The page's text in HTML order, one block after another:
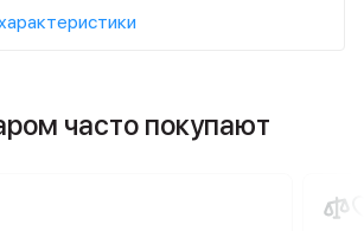
часто покупают